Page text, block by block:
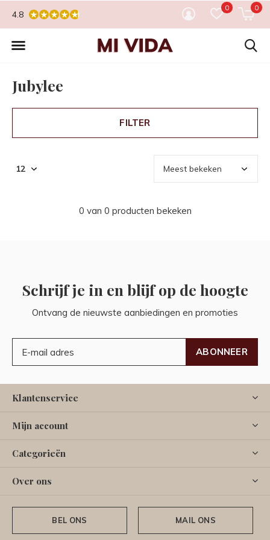
0 0
4.8
Jubylee
FILTER
0 van 0 producten bekeken
Schrijf je in en blijf op de hoogte
Ontvang de nieuwste aanbiedingen en promoties
ABONNEER
Klantenservice
Mijn account
Categorieën
Over ons
BEL ONS MAIL ONS